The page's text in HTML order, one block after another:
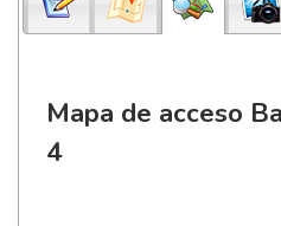
Mapa de acceso
4